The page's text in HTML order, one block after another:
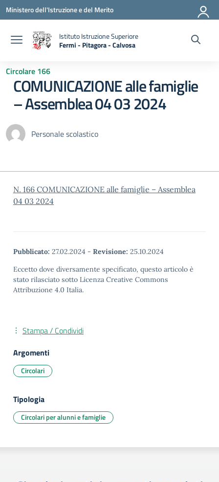
Vai ai contenuti
Vai al menu di navigazione
Vai al footer
Ministero dell'Istruzione e del Merito
Istituto Istruzione Superiore
Fermi - Pitagora - Calvosa
— Visita la pagina iniziale della scuola
Circolare 166
COMUNICAZIONE alle famiglie
– Assemblea 04 03 2024
Personale scolastico
N. 166 COMUNICAZIONE alle famiglie – Assemblea
04 03 2024
Pubblicato: 27.02.2024 - Revisione: 25.10.2024
Eccetto dove diversamente specificato, questo articolo è
stato rilasciato sotto Licenza Creative Commons
Attribuzione 4.0 Italia.
Stampa / Condividi
Argomenti
Circolari
Tipologia
Circolari per alunni e famiglie